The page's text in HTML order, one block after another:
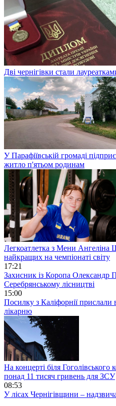
Дві чернігівки стали
У Парафіївській громаді
житло п'ятьом родинам
Легкоатлетка з Мени Ангеліна
найкращих на чемпіонаті світу
17:21
Захисник із Коропа Олександр
Серебрянському лісництві
15:00
Посилку з Каліфорнії прислали
лікарню
На концерті біля Гоголівського
понад 11 тисяч гривень для ЗСУ
08:53
У лісах Чернігівщини –